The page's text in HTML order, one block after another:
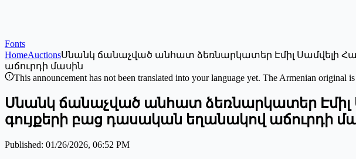
Fonts
HomeAuctionsՍնանկ ճանաչված անհատ ձեռնարկատեր Էմիլ Սամվելի
աճուրդի մասին
This announcement has not been translated into your language yet. The Armenian original
Սնանկ ճանաչված անհատ ձեռնարկատեր Էմիլ
գույքերի բաց դասական եղանակով աճուրդի
Published: 01/26/2026, 06:52 PM